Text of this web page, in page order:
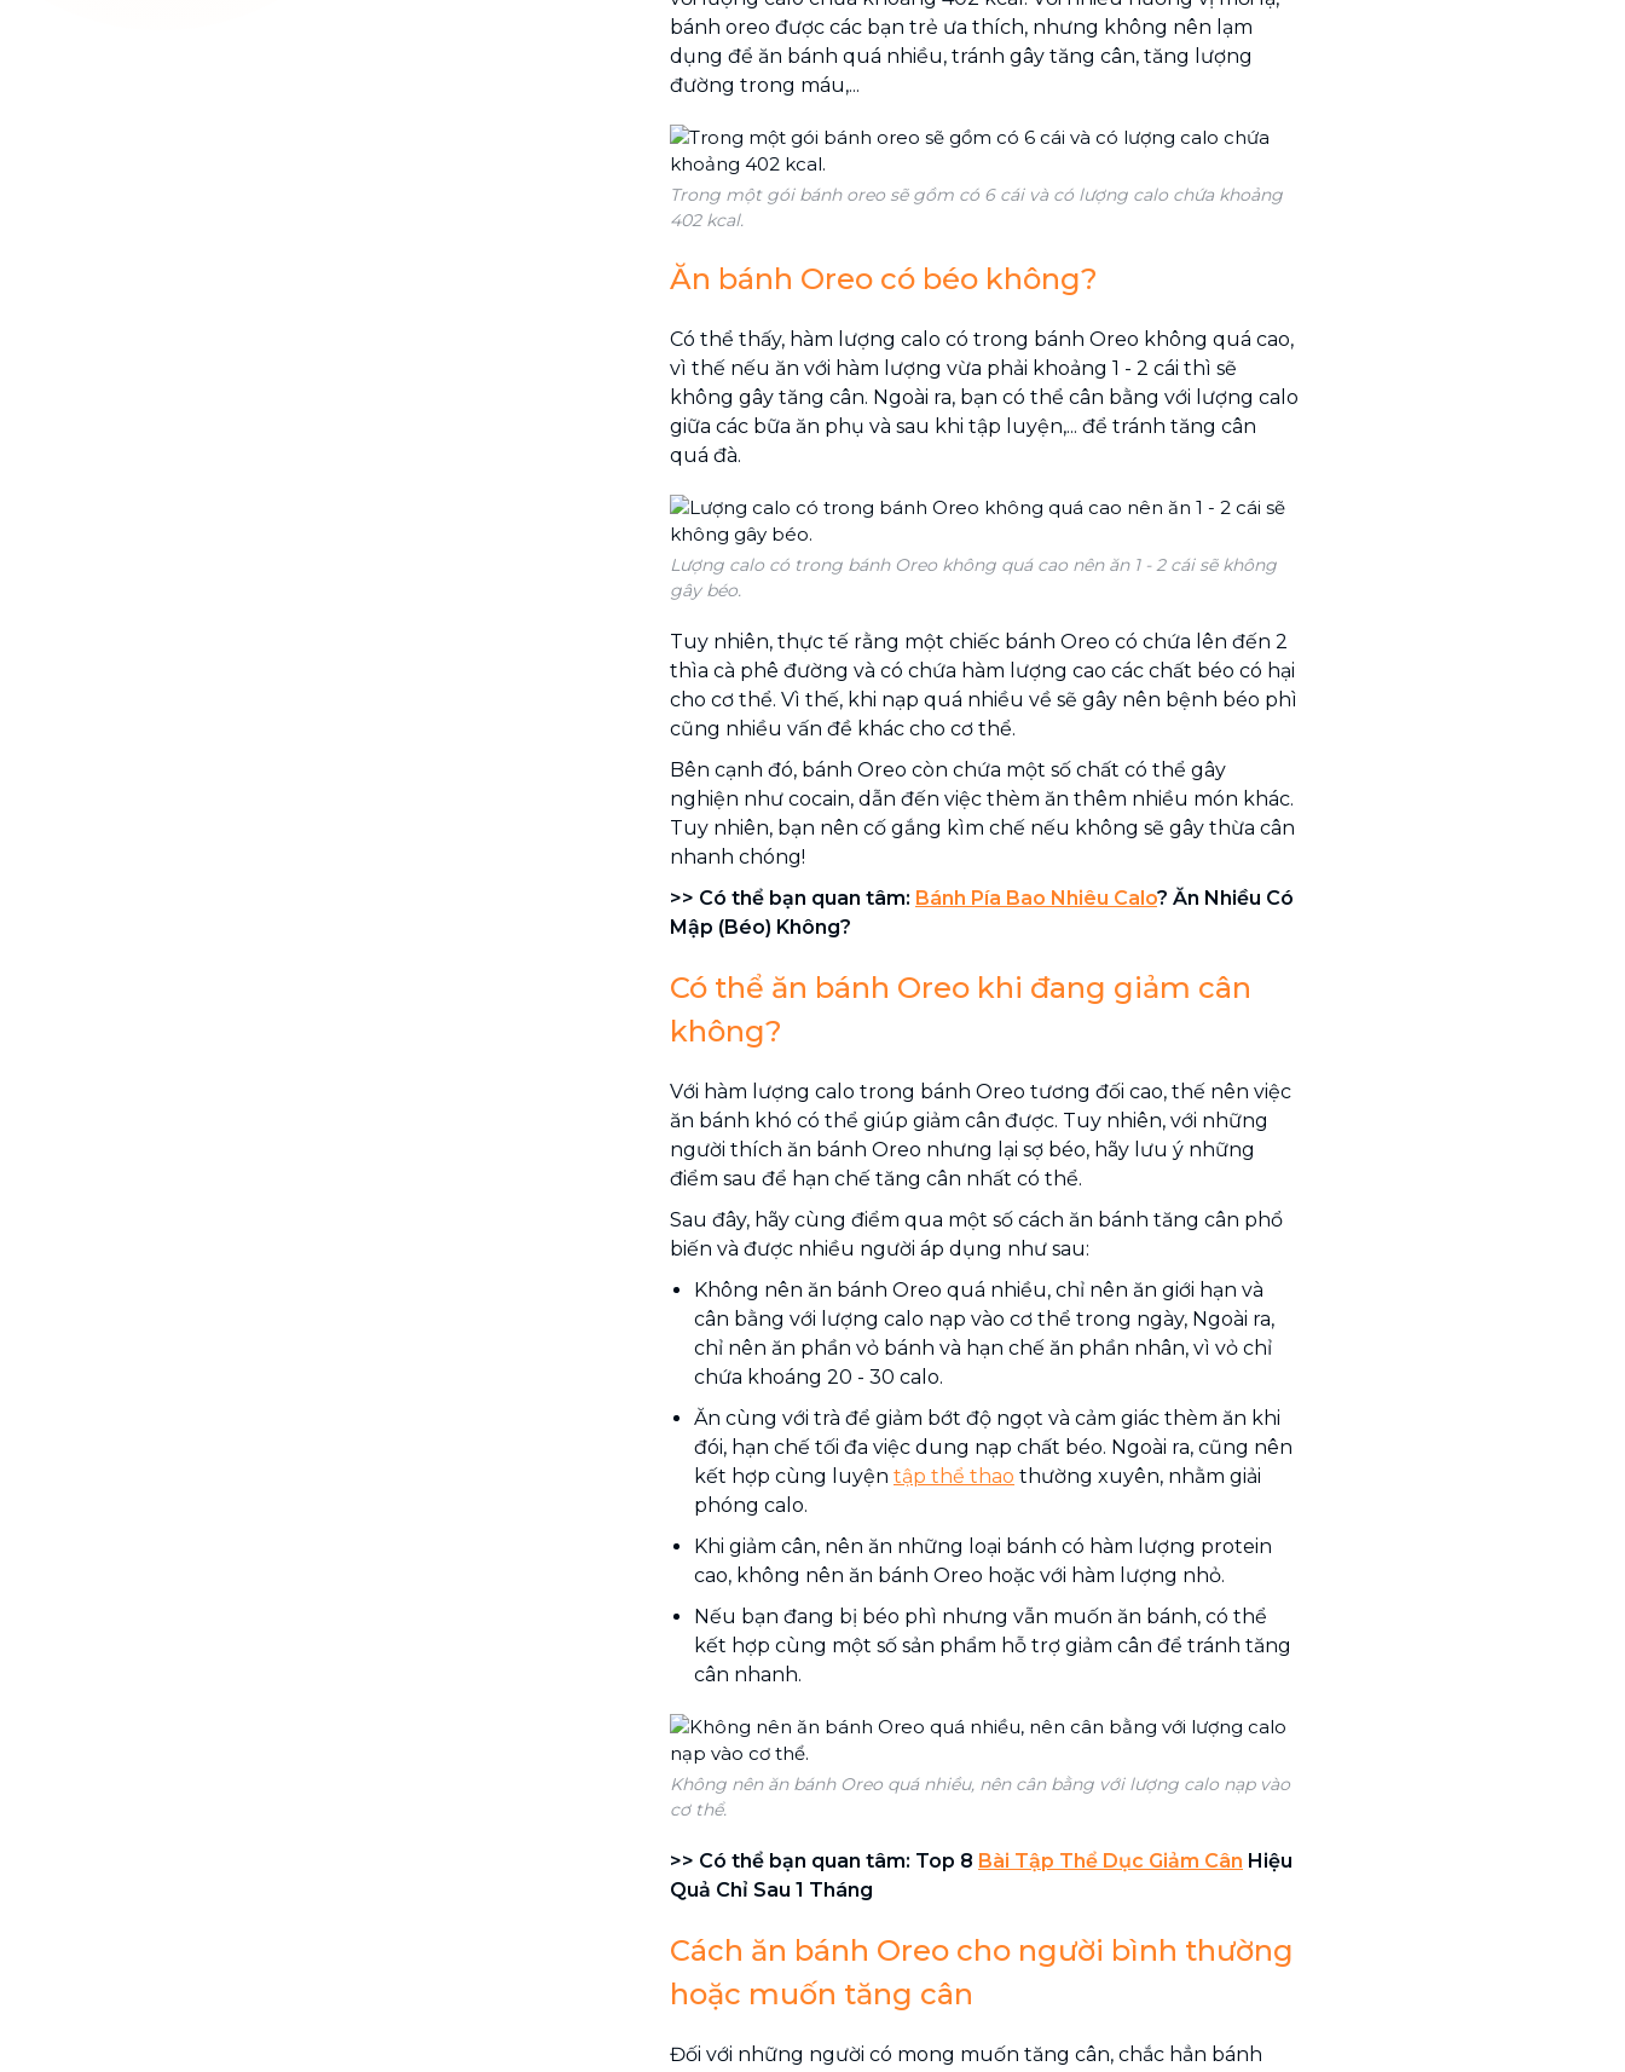
bánh oreo được các bạn trẻ ưa thích, nhưng không nên lạm
dụng để ăn bánh quá nhiều, tránh gây tăng cân, tăng lượng
đường trong máu,...
Trong một gói bánh oreo sẽ gồm có 6 cái và có lượng calo chứa khoảng
402 kcal.
Ăn bánh Oreo có béo không?
Có thể thấy, hàm lượng calo có trong bánh Oreo không quá cao,
vì thế nếu ăn với hàm lượng vừa phải khoảng 1 - 2 cái thì sẽ
không gây tăng cân. Ngoài ra, bạn có thể cân bằng với lượng calo
giữa các bữa ăn phụ và sau khi tập luyện,... để tránh tăng cân
quá đà.
Lượng calo có trong bánh Oreo không quá cao nên ăn 1 - 2 cái sẽ không
gây béo.
Tuy nhiên, thực tế rằng một chiếc bánh Oreo có chứa lên đến 2
thìa cà phê đường và có chứa hàm lượng cao các chất béo có hại
cho cơ thể. Vì thế, khi nạp quá nhiều về sẽ gây nên bệnh béo phì
cũng nhiều vấn đề khác cho cơ thể.
Bên cạnh đó, bánh Oreo còn chứa một số chất có thể gây
nghiện như cocain, dẫn đến việc thèm ăn thêm nhiều món khác.
Tuy nhiên, bạn nên cố gắng kìm chế nếu không sẽ gây thừa cân
nhanh chóng!
>> Có thể bạn quan tâm: Bánh Pía Bao Nhiêu Calo? Ăn Nhiều Có
Mập (Béo) Không?
Có thể ăn bánh Oreo khi đang giảm cân
không?
Với hàm lượng calo trong bánh Oreo tương đối cao, thế nên việc
ăn bánh khó có thể giúp giảm cân được. Tuy nhiên, với những
người thích ăn bánh Oreo nhưng lại sợ béo, hãy lưu ý những
điểm sau để hạn chế tăng cân nhất có thể.
Sau đây, hãy cùng điểm qua một số cách ăn bánh tăng cân phổ
biến và được nhiều người áp dụng như sau:
Không nên ăn bánh Oreo quá nhiều, chỉ nên ăn giới hạn và
cân bằng với lượng calo nạp vào cơ thể trong ngày, Ngoài ra,
chỉ nên ăn phần vỏ bánh và hạn chế ăn phần nhân, vì vỏ chỉ
chứa khoáng 20 - 30 calo.
Ăn cùng với trà để giảm bớt độ ngọt và cảm giác thèm ăn khi
đói, hạn chế tối đa việc dung nạp chất béo. Ngoài ra, cũng nên
kết hợp cùng luyện tập thể thao thường xuyên, nhằm giải
phóng calo.
Khi giảm cân, nên ăn những loại bánh có hàm lượng protein
cao, không nên ăn bánh Oreo hoặc với hàm lượng nhỏ.
Nếu bạn đang bị béo phì nhưng vẫn muốn ăn bánh, có thể
kết hợp cùng một số sản phẩm hỗ trợ giảm cân để tránh tăng
cân nhanh.
Không nên ăn bánh Oreo quá nhiều, nên cân bằng với lượng calo nạp vào
cơ thể.
>> Có thể bạn quan tâm: Top 8 Bài Tập Thể Dục Giảm Cân Hiệu
Quả Chỉ Sau 1 Tháng
Cách ăn bánh Oreo cho người bình thường
hoặc muốn tăng cân
Đối với những người có mong muốn tăng cân, chắc hẳn bánh